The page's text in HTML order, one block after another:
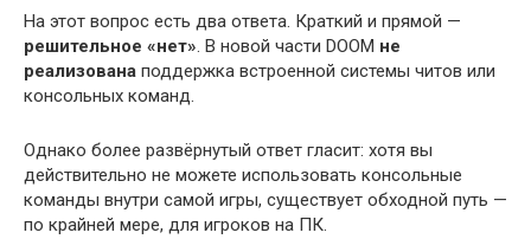
На этот вопрос есть два ответа. Краткий и прямой —
решительное «нет» . В новой части DOOM не
реализована поддержка встроенной системы читов или
консольных команд.
Однако более развёрнутый ответ гласит: хотя вы
действительно не можете использовать консольные
команды внутри самой игры, существует обходной путь —
по крайней мере, для игроков на ПК.